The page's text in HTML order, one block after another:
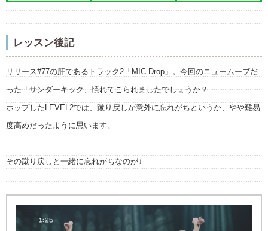
レッスン後記
リリース#77の肝であるトラック2「MIC Drop」。今回のニュームーブだ
った「サンダーキック、慣れてこられましたでしょうか？
ホップしたLEVEL2では、蹴り戻しが意外に忘れがちというか、やや難易
度高めだったように思います。
その蹴り戻しと一緒に忘れがちなのが↓